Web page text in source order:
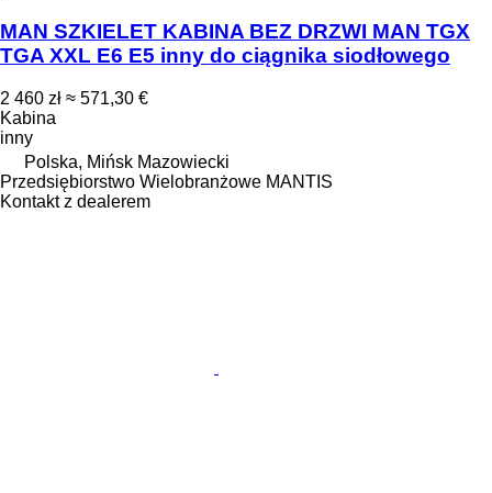
MAN SZKIELET KABINA BEZ DRZWI MAN TGX
TGA XXL E6 E5 inny do ciągnika siodłowego
2 460 zł ≈ 571,30 €
Kabina
inny
Polska, Mińsk Mazowiecki
Przedsiębiorstwo Wielobranżowe MANTIS
Kontakt z dealerem